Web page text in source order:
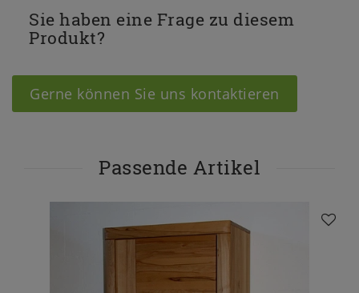
Sie haben eine Frage zu diesem
Produkt?
Gerne können Sie uns kontaktieren
Passende Artikel